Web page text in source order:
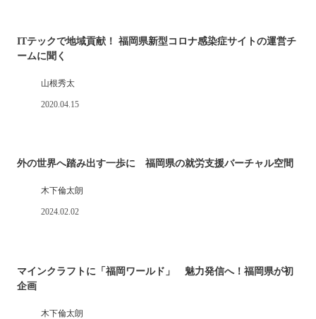
ITテックで地域貢献！ 福岡県新型コロナ感染症サイトの運営チ
ームに聞く
山根秀太
2020.04.15
外の世界へ踏み出す一歩に 福岡県の就労支援バーチャル空間
木下倫太朗
2024.02.02
マインクラフトに「福岡ワールド」 魅力発信へ！福岡県が初
企画
木下倫太朗